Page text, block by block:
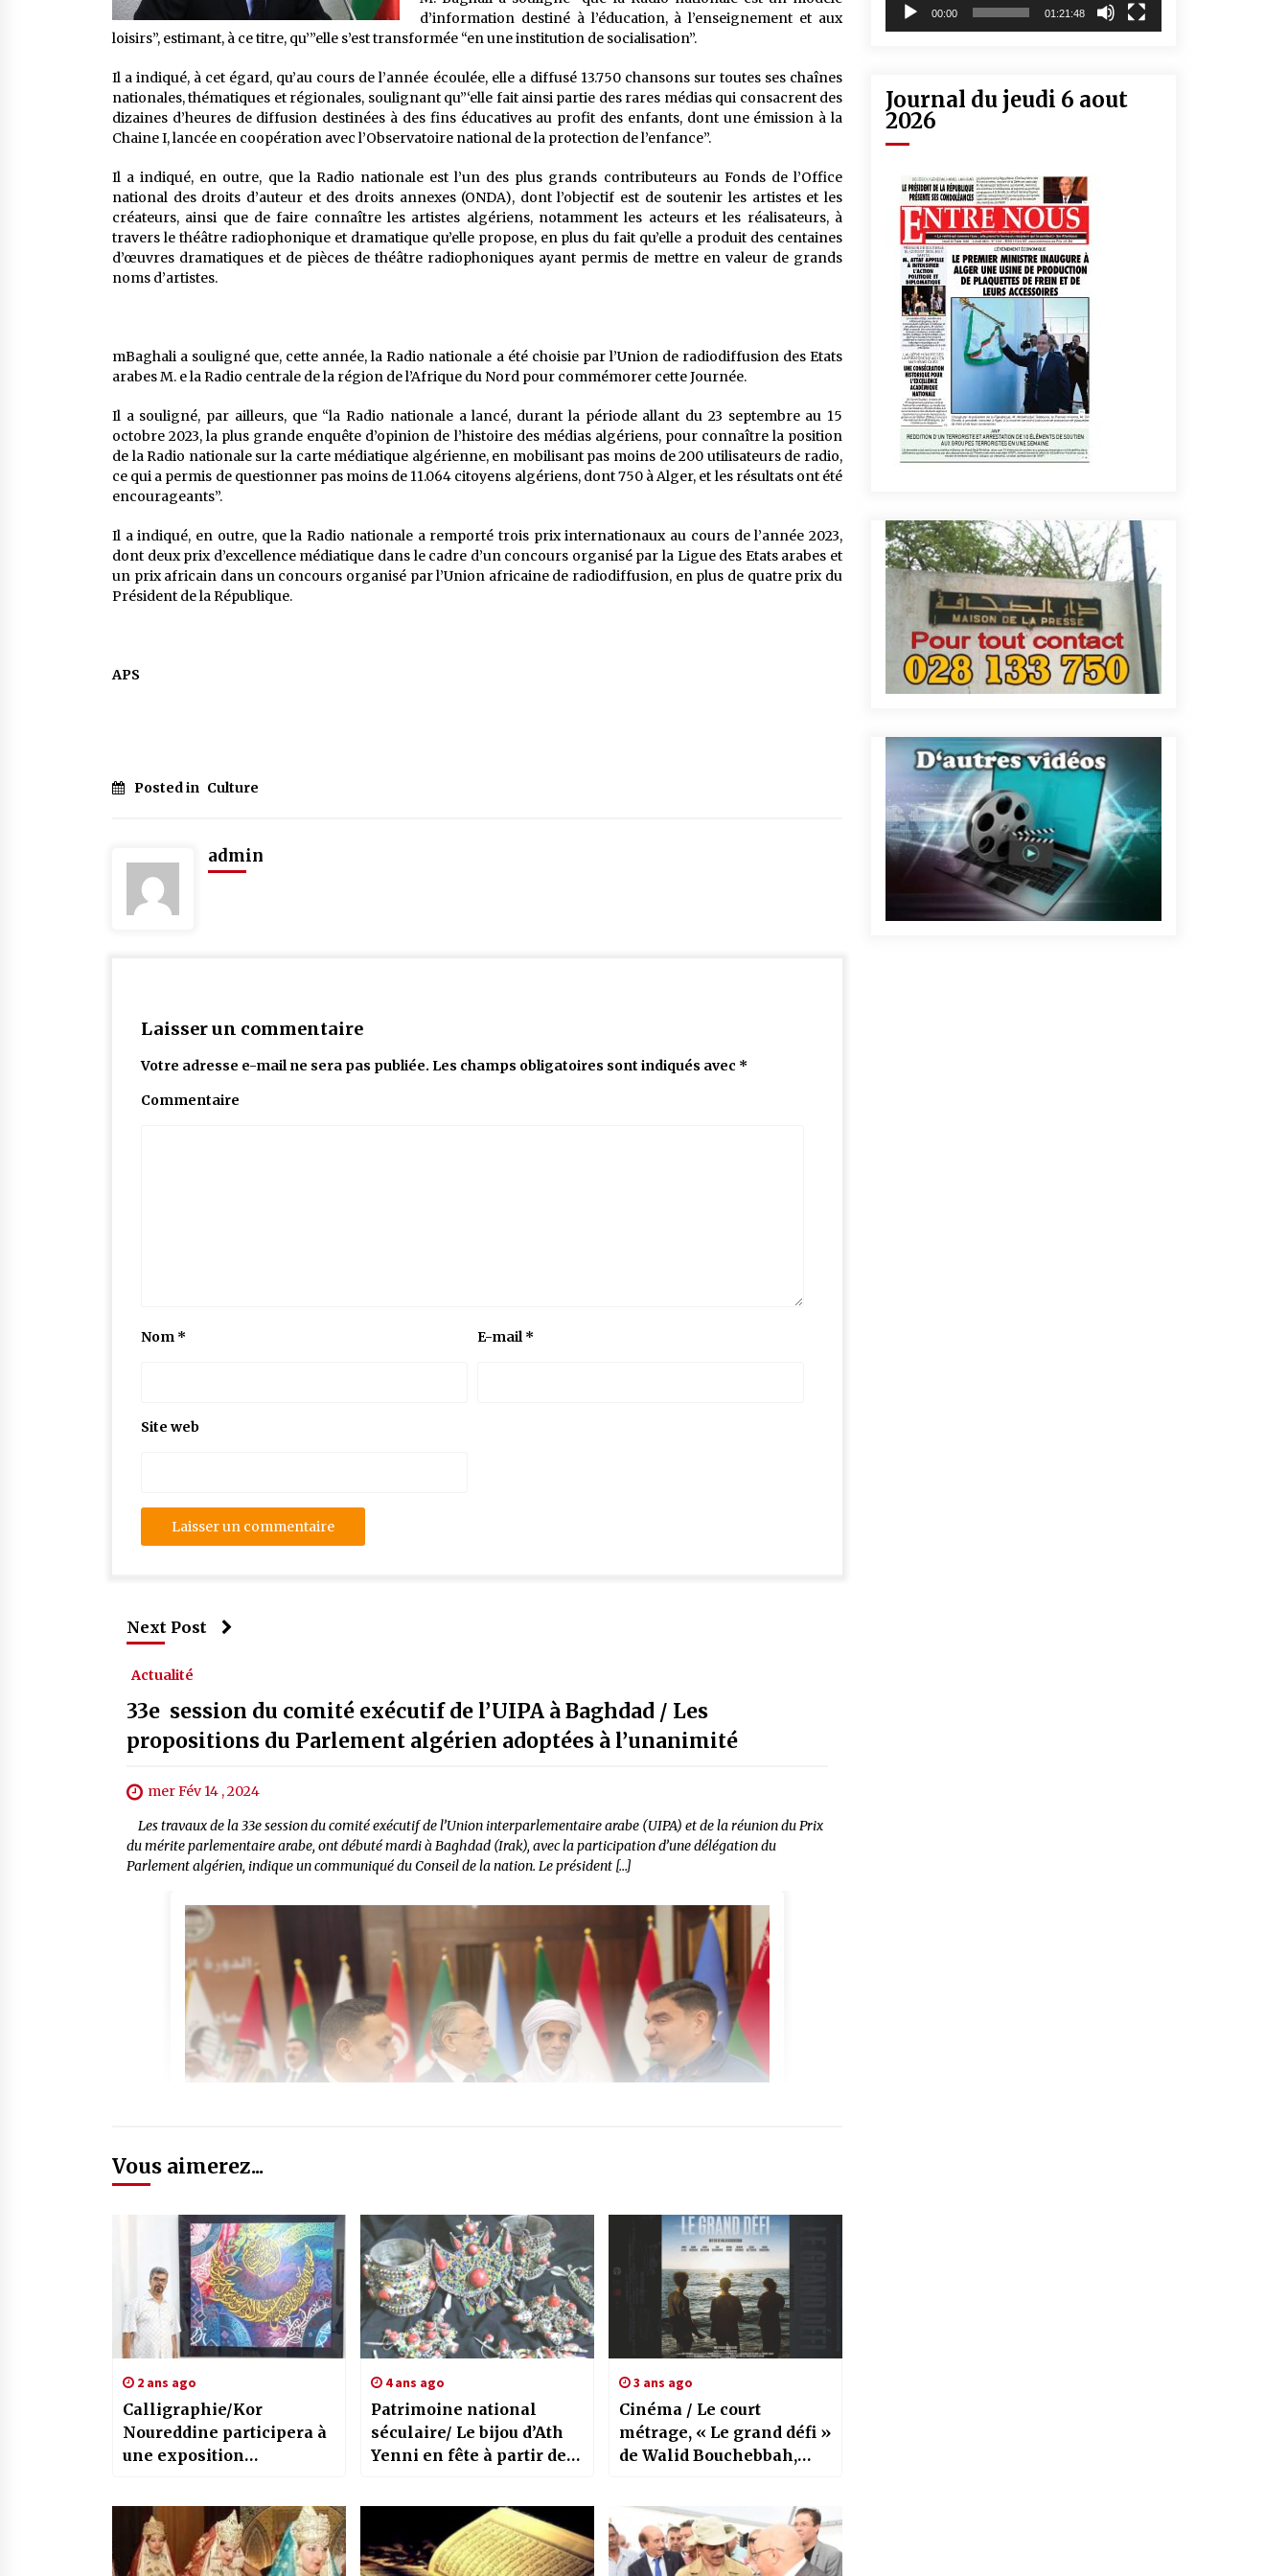
d’information destiné à l’éducation, à l’enseignement et aux
loisirs”, estimant, à ce titre, qu’”elle s’est transformée “en une institution de socialisation”.
Il a indiqué, à cet égard, qu’au cours de l’année écoulée, elle a diffusé 13.750 chansons sur toutes ses chaînes
nationales, thématiques et régionales, soulignant qu”‘elle fait ainsi partie des rares médias qui consacrent des
dizaines d’heures de diffusion destinées à des fins éducatives au profit des enfants, dont une émission à la
Chaine I, lancée en coopération avec l’Observatoire national de la protection de l’enfance”.
Il a indiqué, en outre, que la Radio nationale est l’un des plus grands contributeurs au Fonds de l’Office
national des droits d’auteur et des droits annexes (ONDA), dont l’objectif est de soutenir les artistes et les
créateurs, ainsi que de faire connaître les artistes algériens, notamment les acteurs et les réalisateurs, à
travers le théâtre radiophonique et dramatique qu’elle propose, en plus du fait qu’elle a produit des centaines
d’œuvres dramatiques et de pièces de théâtre radiophoniques ayant permis de mettre en valeur de grands
noms d’artistes.
mBaghali a souligné que, cette année, la Radio nationale a été choisie par l’Union de radiodiffusion des Etats
arabes M. e la Radio centrale de la région de l’Afrique du Nord pour commémorer cette Journée.
Il a souligné, par ailleurs, que “la Radio nationale a lancé, durant la période allant du 23 septembre au 15
octobre 2023, la plus grande enquête d’opinion de l’histoire des médias algériens, pour connaître la position
de la Radio nationale sur la carte médiatique algérienne, en mobilisant pas moins de 200 utilisateurs de radio,
ce qui a permis de questionner pas moins de 11.064 citoyens algériens, dont 750 à Alger, et les résultats ont été
encourageants”.
Il a indiqué, en outre, que la Radio nationale a remporté trois prix internationaux au cours de l’année 2023,
dont deux prix d’excellence médiatique dans le cadre d’un concours organisé par la Ligue des Etats arabes et
un prix africain dans un concours organisé par l’Union africaine de radiodiffusion, en plus de quatre prix du
Président de la République.
APS
Posted in Culture
admin
Laisser un commentaire
Votre adresse e-mail ne sera pas publiée. Les champs obligatoires sont indiqués avec *
Commentaire
Nom * E-mail*
Site web
Next Post
Actualité
33e session du comité exécutif de l’UIPA à Baghdad / Les
propositions du Parlement algérien adoptées à l’unanimité
mer Fév 14 , 2024
Les travaux de la 33e session du comité exécutif de l’Union interparlementaire arabe (UIPA) et de la réunion du Prix
du mérite parlementaire arabe, ont débuté mardi à Baghdad (Irak), avec la participation d’une délégation du
Parlement algérien, indique un communiqué du Conseil de la nation. Le président […]
Vous aimerez...
2 ans ago
Calligraphie/Kor
Noureddine participera à
une exposition
Indonésie
4 ans ago
Patrimoine national
séculaire/ Le bijou d’Ath
Yenni en fête à partir de
3 ans ago
Cinéma / Le court
métrage, « Le grand défi »
de Walid Bouchebbah,
00:00 01:21:48
Journal du jeudi 6 aout
2026